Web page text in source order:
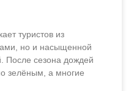
туристов из
но и насыщенной
После сезона дождей
зелёным, а многие